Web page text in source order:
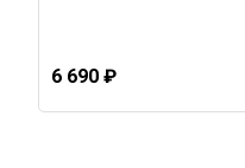
6 690 ₽